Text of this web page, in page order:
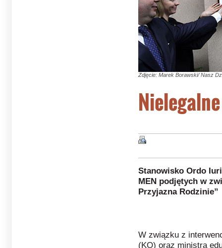
Zdjęcie: Marek Borawski/ Nasz
Stanowisko Ordo
MEN podjętych w
Przyjazna Rodzinie”
W związku z
(KO) oraz ministra